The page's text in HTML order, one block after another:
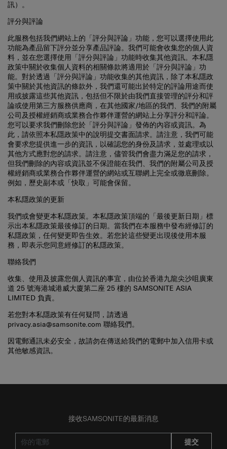
評分與評論
功能為產品留下評分並分享產品評論。我們可能會收集您的個人資
料，並在您選擇使用「評分與評論」功能時收集其他資訊。本私隱
政策中關於收集個人資料的相關條款將適用於「評分與評論」功
能。對於透過「評分與評論」功能收集的其他資訊，除了本私隱政
策中關於其他資訊的條款外，我們還可能出於特定的評論用途而使
用或披露這些其他資訊，包括但不限於由我們直接管理的評分和評
論或使用第三方服務供應商，在其他國家/地區的我們、我們的附屬
公司及授權經銷商或業務合作夥伴運營的網站上分享評分和評論。
您可以要求我們刪除您於「評分與評論」發佈的內容或資訊。為
此，請依照本私隱政策中的說明提交書面請求。請注意，我們可能
會要求您提供進一步的資訊，以確認您的身份及請求，並處理或以
其他方式應對您的請求。請注意，儘管我們會盡力滿足您的請求，
但我們刪除的內容或資訊並不保證能在我們、我們的附屬公司及授
權經銷商或業務合作夥伴運營的網站或互聯網上完全或徹底刪除。
例如，歷史副本或「快取」可能會保留。
示出本私隱政策最後修訂的日期。當我們在本服務中發布經修訂的
私隱政策，任何變更即告生效。若您於這些變更出現後使用本服
務，即表示您同意經修訂的私隱政策。
道 25 號海港城港威大廈第二座 25 樓的 SAMSONITE ASIA
LIMITED 負責。
privacy.asia@samsonite.com 聯絡我們。
因電郵通訊未必安全，故請勿在傳送給我們的電郵中加入信用卡或
其他敏感資訊。
提交